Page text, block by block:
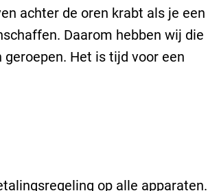
achter de oren krabt als je een
Daarom hebben wij die
Het is tijd voor een
op alle apparaten.